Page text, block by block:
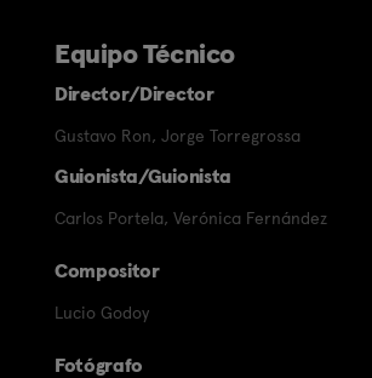
Equipo Técnico
Director/Director
Gustavo Ron,Jorge Torregrossa
Guionista/Guionista
Carlos Portela,Verónica Fernández
Compositor
Lucio Godoy
Fotógrafo